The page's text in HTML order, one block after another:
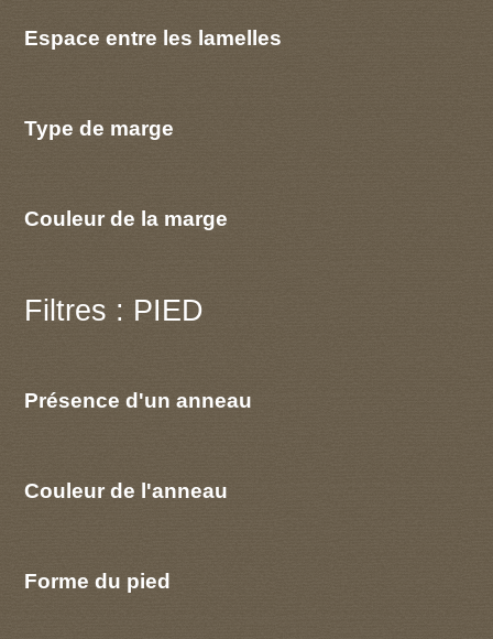
Espace entre les lamelles
Type de marge
Couleur de la marge
Filtres : PIED
Présence d'un anneau
Couleur de l'anneau
Forme du pied